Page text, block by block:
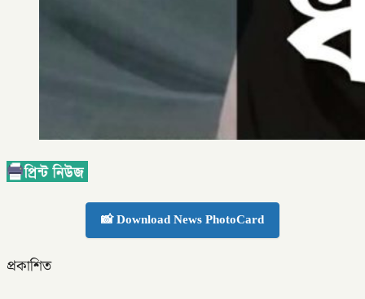
📸 Download News PhotoCard
প্রকাশিত